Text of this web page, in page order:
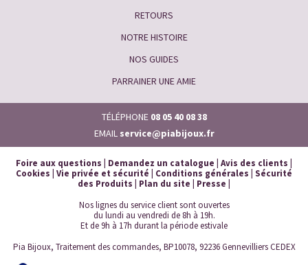
RETOURS
NOTRE HISTOIRE
NOS GUIDES
PARRAINER UNE AMIE
TÉLÉPHONE 08 05 40 08 38
EMAIL service@piabijoux.fr
Foire aux questions Demandez un catalogue Avis des clients
Cookies Vie privée et sécurité Conditions générales Sécurité
des Produits
Plan du site Presse
Nos lignes du service client sont ouvertes
du lundi au vendredi de 8h à 19h.
Et de 9h à 17h durant la période estivale
Pia Bijoux, Traitement des commandes, BP10078, 92236 Gennevilliers CEDEX